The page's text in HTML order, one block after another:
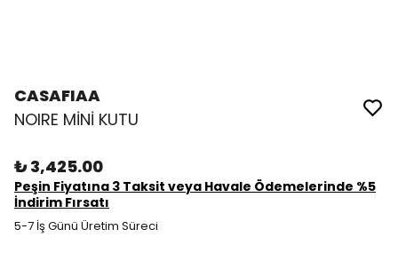
CASAFIAA
NOIRE MİNİ KUTU
₺ 3,425.00
Peşin Fiyatına 3 Taksit veya Havale Ödemelerinde %5
İndirim Fırsatı
5-7 İş Günü Üretim Süreci